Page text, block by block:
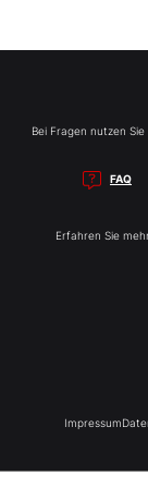
Bei Fragen nutzen
FAQ
Erfahren Sie
Impressum